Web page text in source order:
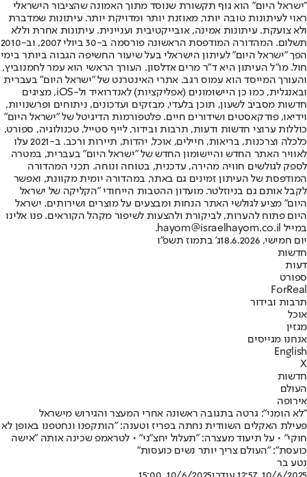
"ישראל היום" הוא גוף תקשורת שנוסד מתוך האמונה שהציבור הישראלי
ראוי לעיתונות טובה יותר, מאוזנת יותר ומדויקת יותר. עיתונות שמדברת
ולא צועקת. עיתונות אמינה, אובייקטיבית ועניינית. עיתונות אחרת וללא
תשלום. המהדורה המודפסת הראשונה פורסמה ב-30 ביולי 2007, וב-2010
הפך "ישראל היום" לעיתון הישראלי בעל שיעור החשיפה הגבוה ביותר בימי
חול. מו"ל העיתון היא ד"ר מרים אדלסון. העורך הראשי הוא עמר לחמנוביץ,
והעורך המייסד הוא עמוס רגב. אתרי האינטרנט של "ישראל היום" בעברית
ובאנגלית, כמו כן היישומונים (אפליקציות) לאנדרואיד ול-iOS, מציגים
חדשות מסביב לשעון, תוכן בלעדי, מבזקים ועדכונים, ניתוחים ופרשנויות,
וידיאו, פודקאסטים ושידורים חיים. פלטפורמות הדיגיטל של "ישראל היום"
כוללות ערוצי חדשות ודעות, תרבות ובידור, לייף סטייל, טכנולוגיה, ספורט,
כלכלה וצרכנות, בריאות, חיילים, אוכל, יהדות, תיירות ורכב. ב-2021 עלו
לאוויר האתר החדש והיישומון החדש של "ישראל היום" בעברית, במטרה
לספק לגולשים חוויה מהירה, עדכנית, בטוחה ונוחה. תכני המהדורה
המודפסת של העיתון זמינים גם באתר, במהדורה יומית מקוונת, ואפשר
לקבל אותם גם בניוזלטר. מועדון ההטבות הייחודי "הקליקה של ישראל
היום" מציע לגולשי האתר הנחות ומבצעים על מוצרים ושירותים. ישראל
היום פתוח להערות, לביקורת ולהצעות לשיפור מקהל הקוראים. פנו אלינו
במייל hayom@israelhayom.co.il.
יום חמישי, 18.6.2026
ג' בתמוז תשפ"ו
חדשות
דעות
ספורט
ForReal
תרבות ובידור
אוכל
מגזין
אנחנו מגייסים
English
X
חדשות
העולם
אירופה
"לא הומני": גרטה בתגובה ראשונה אחרי המעצר והגירוש מישראל
פעילת האקלים השוודית נחתה בפריז וטענה: ״הותקפנו ונחטפנו באופן לא
חוקי״ • על תיעוד מעצרה: "תעלול יחצ"ני" • לטראמפ שכינה אותה ״אישה
כועסת״: ״העולם צריך יותר נשים כועסות״
נטע בר